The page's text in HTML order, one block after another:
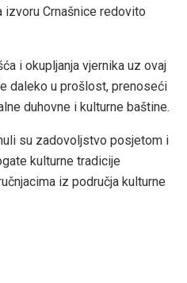
izvoru Crnašnice redovito
i okupljanja vjernika uz ovaj
daleko u prošlost, prenoseći
duhovne i kulturne baštine.
su zadovoljstvo posjetom i
kulturne tradicije
iz područja kulturne